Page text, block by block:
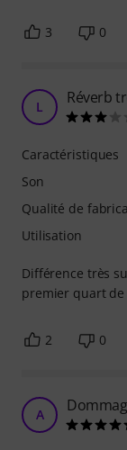
3 0
L Réverb
Différence très
premier quart de
Caractéristiques
Son
Qualité de
Utilisation
2 0
A